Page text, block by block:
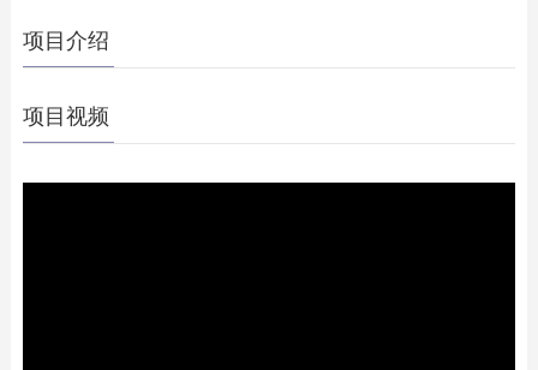
项目介绍
项目视频